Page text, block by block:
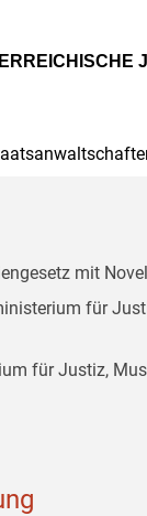
mit
für
für Justiz,